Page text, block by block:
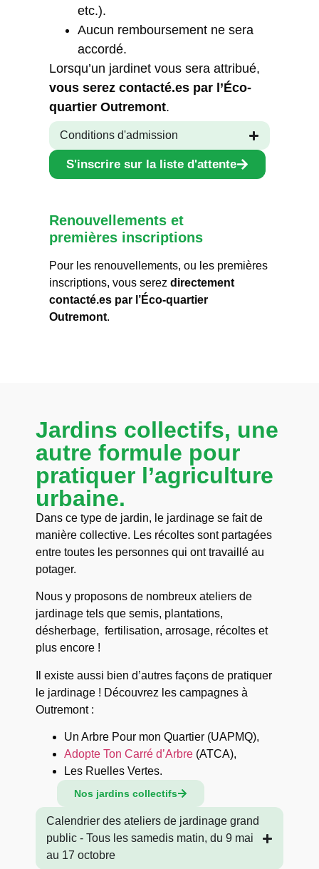
etc.).
Aucun remboursement ne sera
accordé.
Lorsqu’un jardinet vous sera attribué,
vous serez contacté.es par l’Éco-
quartier Outremont.
Conditions d'admission
S'inscrire sur la liste d'attente
Renouvellements et
premières inscriptions
Pour les renouvellements, ou les premières
inscriptions, vous serez directement
contacté.es par l’Éco-quartier
Outremont.
Jardins collectifs, une
autre formule pour
pratiquer l’agriculture
urbaine.
Dans ce type de jardin, le jardinage se fait de
manière collective. Les récoltes sont partagées
entre toutes les personnes qui ont travaillé au
potager.
Nous y proposons de nombreux ateliers de
jardinage tels que semis, plantations,
désherbage, fertilisation, arrosage, récoltes et
plus encore !
Il existe aussi bien d’autres façons de pratiquer
le jardinage ! Découvrez les campagnes à
Outremont :
Un Arbre Pour mon Quartier (UAPMQ),
Adopte Ton Carré d’Arbre (ATCA),
Les Ruelles Vertes.
Nos jardins collectifs
Calendrier des ateliers de jardinage grand
public - Tous les samedis matin, du 9 mai
au 17 octobre